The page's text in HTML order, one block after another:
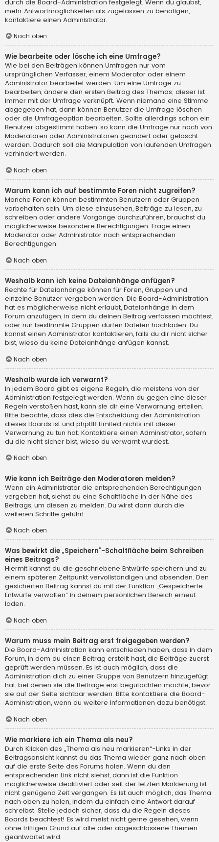
durch die Board-Administration festgelegt. Wenn du glaubst,
mehr Antwortmöglichkeiten als zugelassen zu benötigen,
kontaktiere einen Administrator.
Nach oben
Wie bearbeite oder lösche ich eine Umfrage?
Wie bei den Beiträgen können Umfragen nur vom
ursprünglichen Verfasser, einem Moderator oder einem
Administrator bearbeitet werden. Um eine Umfrage zu
bearbeiten, ändere den ersten Beitrag des Themas; dieser ist
immer mit der Umfrage verknüpft. Wenn niemand eine Stimme
abgegeben hat, dann können Benutzer die Umfrage löschen
oder die Umfrageoption bearbeiten. Sollte allerdings schon ein
Benutzer abgestimmt haben, so kann die Umfrage nur noch von
Moderatoren oder Administratoren geändert oder gelöscht
werden. Dadurch soll die Manipulation von laufenden Umfragen
verhindert werden.
Nach oben
Warum kann ich auf bestimmte Foren nicht zugreifen?
Manche Foren können bestimmten Benutzern oder Gruppen
vorbehalten sein. Um diese einzusehen, Beiträge zu lesen, zu
schreiben oder andere Vorgänge durchzuführen, brauchst du
möglicherweise besondere Berechtigungen. Frage einen
Moderator oder Administrator nach entsprechenden
Berechtigungen.
Nach oben
Weshalb kann ich keine Dateianhänge anfügen?
Rechte für Dateianhänge können für Foren, Gruppen und
einzelne Benutzer vergeben werden. Die Board-Administration
hat es möglicherweise nicht erlaubt, Dateianhänge in dem
Forum anzufügen, in dem du deinen Beitrag verfassen möchtest,
oder nur bestimmte Gruppen dürfen Dateien hochladen. Du
kannst einen Administrator kontaktieren, falls du dir nicht sicher
bist, wieso du keine Dateianhänge anfügen kannst.
Nach oben
Weshalb wurde ich verwarnt?
In jedem Board gibt es eigene Regeln, die meistens von der
Administration festgelegt werden. Wenn du gegen eine dieser
Regeln verstoßen hast, kann sie dir eine Verwarnung erteilen.
Bitte beachte, dass dies die Entscheidung der Administration
dieses Boards ist und phpBB Limited nichts mit dieser
Verwarnung zu tun hat. Kontaktiere einen Administrator, sofern
du die nicht sicher bist, wieso du verwarnt wurdest.
Nach oben
Wie kann ich Beiträge den Moderatoren melden?
Wenn ein Administrator die entsprechenden Berechtigungen
vergeben hat, siehst du eine Schaltfläche in der Nähe des
Beitrags, um diesen zu melden. Du wirst dann durch die
weiteren Schritte geführt.
Nach oben
Was bewirkt die „Speichern“-Schaltfläche beim Schreiben
eines Beitrags?
Hiermit kannst du die geschriebene Entwürfe speichern und zu
einem späteren Zeitpunkt vervollständigen und absenden. Den
gesicherten Beitrag kannst du mit der Funktion „Gespeicherte
Entwürfe verwalten“ in deinem persönlichen Bereich erneut
laden.
Nach oben
Warum muss mein Beitrag erst freigegeben werden?
Die Board-Administration kann entschieden haben, dass in dem
Forum, in dem du einen Beitrag erstellt hast, die Beiträge zuerst
geprüft werden müssen. Es ist auch möglich, dass die
Administration dich zu einer Gruppe von Benutzern hinzugefügt
hat, bei denen sie die Beiträge erst begutachten möchte, bevor
sie auf der Seite sichtbar werden. Bitte kontaktiere die Board-
Administration, wenn du weitere Informationen dazu benötigst.
Nach oben
Wie markiere ich ein Thema als neu?
Durch Klicken des „Thema als neu markieren“-Links in der
Beitragsansicht kannst du das Thema wieder ganz nach oben
auf die erste Seite des Forums holen. Wenn du den
entsprechenden Link nicht siehst, dann ist die Funktion
möglicherweise deaktiviert oder seit der letzten Markierung ist
nicht genügend Zeit vergangen. Es ist auch möglich, das Thema
nach oben zu holen, indem du einfach eine Antwort darauf
schreibst. Stelle jedoch sicher, dass du die Regeln dieses
Boards beachtest! Es wird meist nicht gerne gesehen, wenn
ohne triftigen Grund auf alte oder abgeschlossene Themen
geantwortet wird.